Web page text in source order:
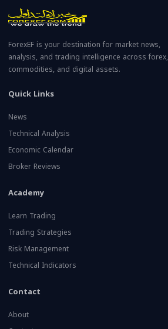
ForexEF is your destination for market news,
analysis, and trading intelligence across forex,
commodities, and digital assets.
Quick Links
News
Technical Analysis
Economic Calendar
Broker Reviews
Academy
Learn Trading
Trading Strategies
Risk Management
Technical Indicators
Contact
About